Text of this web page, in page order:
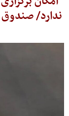
ندارد/ صندوق